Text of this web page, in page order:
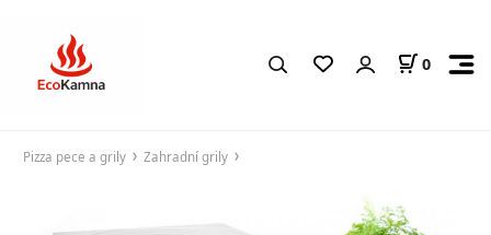
0
Pizza pece a grily Zahradní grily